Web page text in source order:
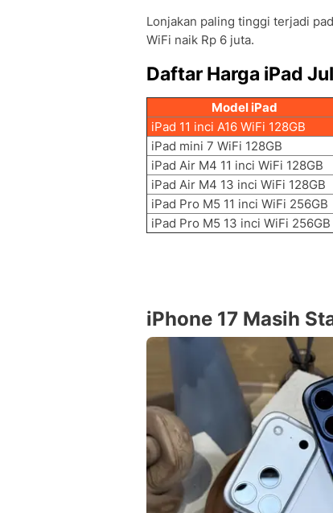
Lonjakan paling tinggi terjadi
WiFi naik Rp 6 juta.
Daftar Harga iPad
Model iPad
iPad 11 inci A16 WiFi 128GB
iPad mini 7 WiFi 128GB
iPad Air M4 11 inci WiFi 128GB
iPad Air M4 13 inci WiFi 128GB
iPad Pro M5 11 inci WiFi 256GB
iPad Pro M5 13 inci WiFi 256GB
iPhone 17 Masih